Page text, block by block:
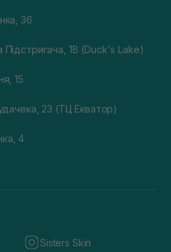
36
Підстригача, 1В (Duck's Lake)
15
23 (ТЦ Екватор)
4
Sisters Skin